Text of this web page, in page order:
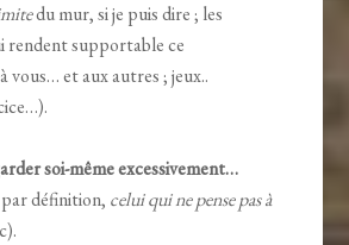
du mur, si je puis dire ; les
rendent supportable ce
vous… et aux autres ; jeux..
soi-même excessivement…
définition, celui qui ne pense pas à